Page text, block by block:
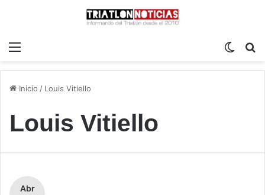
Inicio / Louis Vitiello
Louis Vitiello
Abr